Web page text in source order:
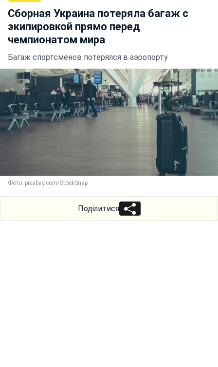
Сборная Украина потеряла багаж с
экипировкой прямо перед
чемпионатом мира
Багаж спортсменов потерялся в аэропорту
Фото: pixabay.com/StockSnap
Поділитися